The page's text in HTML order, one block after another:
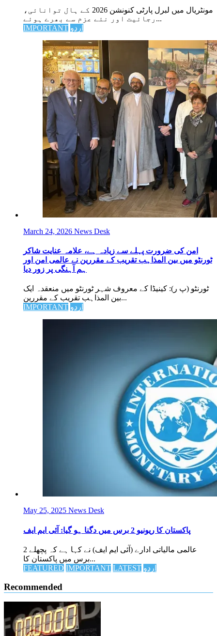
مونٹریال میں لبرل پارٹی کنونشن 2026 کے ہال توانائی،
رجائیت اور نئے عزم سے بھرے ہوئے...
IMPORTANT اردو
March 24, 2026 News Desk
امن کی ضرورت پہلے سے زیادہ ہے، علامہ عنایت شاکر
ٹورنٹو میں بین المذاہب تقریب کے مقررین نے عالمی امن اور
ہم آہنگی پر زور دیا
ٹورنٹو (پ ر): کینیڈا کے معروف شہر ٹورنٹو میں منعقدہ ایک
بین المذاہب تقریب کے مقررین...
IMPORTANT اردو
May 25, 2025 News Desk
پاکستان کا ریونیو 2 برس میں دگنا ہو گیا: آئی ایم ایف
عالمی مالیاتی ادارے (آئی ایم ایف) نے کہا ہے کہ پچھلے 2
برس میں پاکستان کا...
FEATURED IMPORTANT LATEST اردو
Recommended